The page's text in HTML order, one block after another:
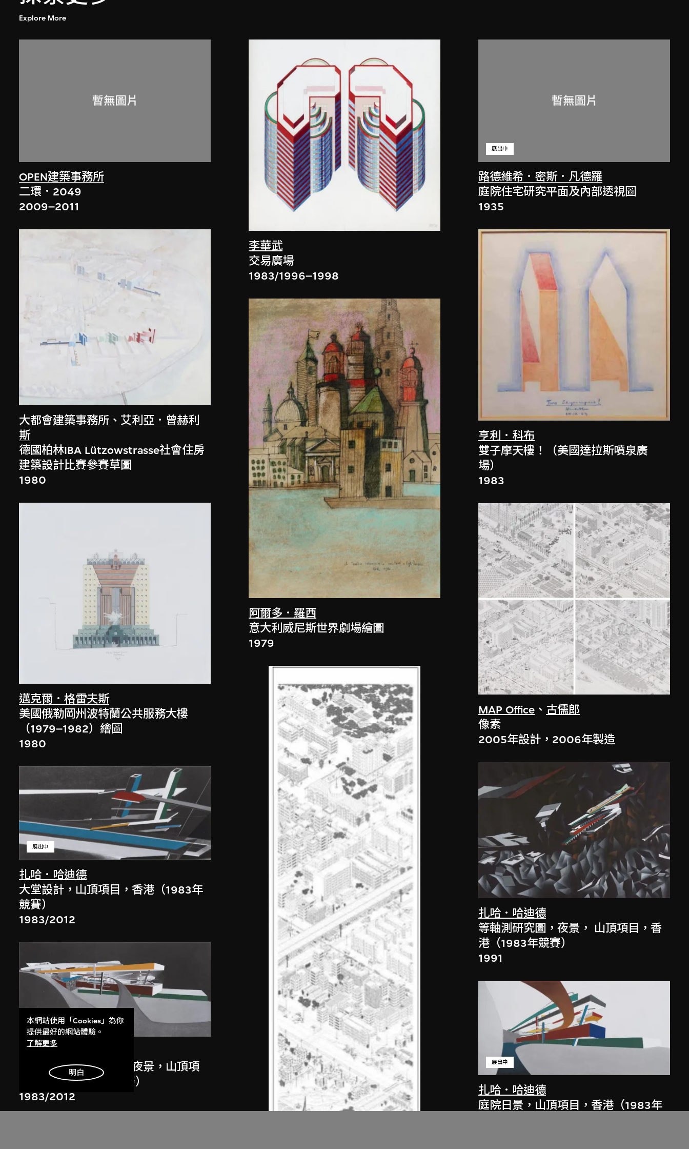
Explore More
OPEN建築事務所
二環．2049
2009–2011
大都會建築事務所 、艾利亞．曾赫利
斯
德國柏林IBA Lützowstrasse社會住房
建築設計比賽參賽草圖
1980
邁克爾．格雷夫斯
美國俄勒岡州波特蘭公共服務大樓
（1979–1982）繪圖
1980
扎哈．哈迪德
展出中
大堂設計，山頂項目，香港（1983年
競賽）
1983/2012
展出中
斜坡入口／坡度入口，夜景，山頂項
目，香港（1983年競賽）
1983/2012
李華武
交易廣場
1983/1996–1998
阿爾多．羅西
意大利威尼斯世界劇場繪圖
1979
路德維希．密斯．凡德羅
展出中
庭院住宅研究平面及內部透視圖
1935
亨利．科布
雙子摩天樓！（美國達拉斯噴泉廣
場）
1983
MAP Office 、 古儒郎
像素
2005年設計，2006年製造
扎哈．哈迪德
等軸測研究圖，夜景， 山頂項目，香
港（1983年競賽）
1991
扎哈．哈迪德
展出中
庭院日景，山頂項目，香港（1983年
本網站使用「Cookies」為你
提供最好的網站體驗。
了解更多
明白